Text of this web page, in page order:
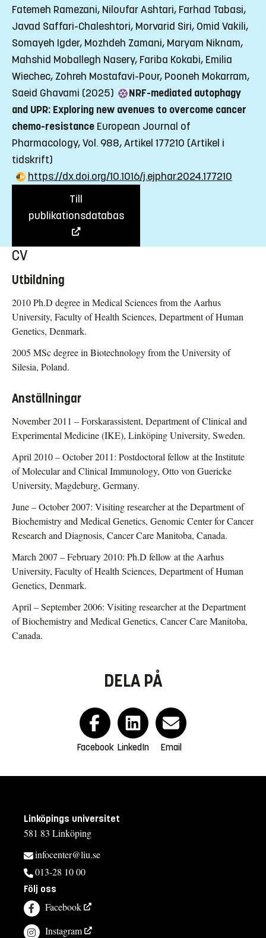
Fatemeh Ramezani, Niloufar Ashtari, Farhad Tabasi,
Javad Saffari-Chaleshtori, Morvarid Siri, Omid Vakili,
Somayeh Igder, Mozhdeh Zamani, Maryam Niknam,
Mahshid Moballegh Nasery, Fariba Kokabi, Emilia
Wiechec, Zohreh Mostafavi-Pour, Pooneh Mokarram,
Saeid Ghavami (2025)
NRF-mediated autophagy
and UPR: Exploring new avenues to overcome cancer
chemo-resistance European Journal of
Pharmacology, Vol. 988, Artikel 177210 (Artikel i
tidskrift)
https://dx.doi.org/10.1016/j.ejphar.2024.177210
Till
publikationsdatabas
CV
Utbildning
2010 Ph.D degree in Medical Sciences from the Aarhus
University, Faculty of Health Sciences, Department of Human
Genetics, Denmark.
2005 MSc degree in Biotechnology from the University of
Silesia, Poland.
Anställningar
November 2011 – Forskarassistent, Department of Clinical and
Experimental Medicine (IKE), Linköping University, Sweden.
April 2010 – October 2011: Postdoctoral fellow at the Institute
of Molecular and Clinical Immunology, Otto von Guericke
University, Magdeburg, Germany.
June – October 2007: Visiting researcher at the Department of
Biochemistry and Medical Genetics, Genomic Center for Cancer
Research and Diagnosis, Cancer Care Manitoba, Canada.
March 2007 – February 2010: Ph.D fellow at the Aarhus
University, Faculty of Health Sciences, Department of Human
Genetics, Denmark.
April – September 2006: Visiting researcher at the Department
of Biochemistry and Medical Genetics, Cancer Care Manitoba,
Canada.
DELA PÅ
Facebook LinkedIn Email
Linköpings universitet
581 83 Linköping
infocenter@liu.se
013-28 10 00
Följ oss
Facebook
Instagram